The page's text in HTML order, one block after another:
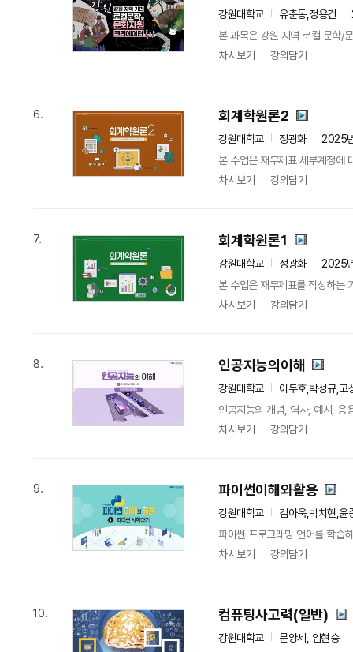
강원대학교 유춘동,정용건
본 과목은 강원 지역 로컬 문학/
차시보기
강의담기
6. 회계학원론2
강원대학교 정광화
2025
본 수업은 재무제표 세부계정에
차시보기
강의담기
7. 회계학원론1
강원대학교 정광화
2025
본 수업은 재무제표를 작성하는
차시보기
강의담기
8. 인공지능의이해
강원대학교
이두호,박성규,고
인공지능의 개념, 역사, 예시, 응
차시보기
강의담기
9. 파이썬이해와활용
강원대학교
김아욱,박치현,윤
파이썬 프로그래밍 언어를 학습
차시보기
강의담기
10. 컴퓨팅사고력(일반)
강원대학교
문양세, 임현승